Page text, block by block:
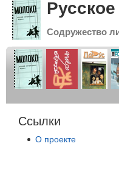
Содружество
Ссылки
О проекте